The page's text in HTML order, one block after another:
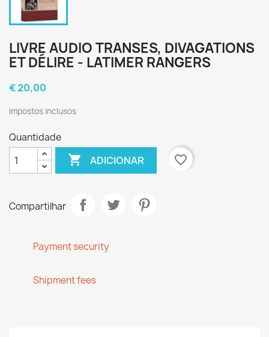
LIVRE AUDIO TRANSES, DIVAGATIONS
ET DÉLIRE - LATIMER RANGERS
€ 20,00
Impostos inclusos
Quantidade
 ADICIONAR favorite_border
Compartilhar
Payment security
Shipment fees